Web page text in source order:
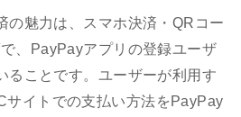
の魅力は、スマホ決済・QRコー
、PayPayアプリの登録ユーザ
ることです。ユーザーが利用す
サイトでの支払い方法をPayPay